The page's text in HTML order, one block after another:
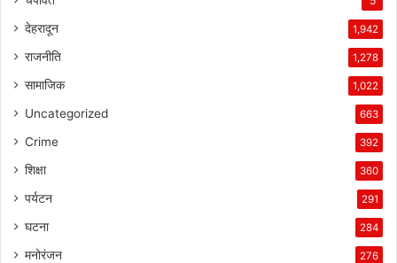
देहरादून 1,942
राजनीति 1,278
सामाजिक 1,022
Uncategorized 663
Crime 392
शिक्षा 360
पर्यटन 291
घटना 284
मनोरंजन 276